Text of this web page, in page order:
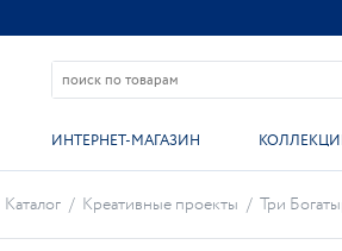
ИНТЕРНЕТ-МАГАЗИН
Каталог / Креативные проекты / Три